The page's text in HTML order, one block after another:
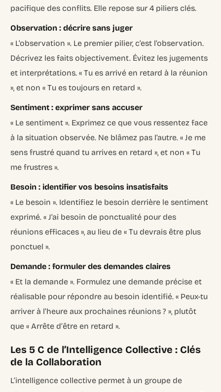
pacifique des conflits. Elle repose sur 4 piliers clés.
Observation : décrire sans juger
« L’observation ». Le premier pilier, c’est l’observation.
Décrivez les faits objectivement. Évitez les jugements
et interprétations. « Tu es arrivé en retard à la réunion
», et non « Tu es toujours en retard ».
Sentiment : exprimer sans accuser
« Le sentiment ». Exprimez ce que vous ressentez face
à la situation observée. Ne blâmez pas l’autre. « Je me
sens frustré quand tu arrives en retard », et non « Tu
me frustres ».
Besoin : identifier vos besoins insatisfaits
« Le besoin ». Identifiez le besoin derrière le sentiment
exprimé. « J’ai besoin de ponctualité pour des
réunions efficaces », au lieu de « Tu devrais être plus
ponctuel ».
Demande : formuler des demandes claires
« Et la demande ». Formulez une demande précise et
réalisable pour répondre au besoin identifié. « Peux-tu
arriver à l’heure aux prochaines réunions ? », plutôt
que « Arrête d’être en retard ».
Les 5 C de l’Intelligence Collective : Clés
de la Collaboration
L’intelligence collective permet à un groupe de